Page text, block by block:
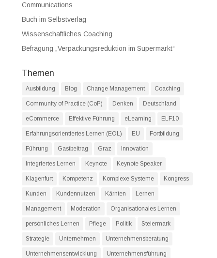
Communications
Buch im Selbstverlag
Wissenschaftliches Coaching
Befragung „Verpackungsreduktion im Supermarkt“
Themen
Ausbildung Blog Change Management Coaching
Community of Practice (CoP) Denken Deutschland
eCommerce Effektive Führung eLearning ELF10
Erfahrungsorientiertes Lernen (EOL) EU Fortbildung
Führung Gastbeitrag Graz Innovation
Integriertes Lernen Keynote Keynote Speaker
Klagenfurt Kompetenz Komplexe Systeme Kongress
Kunden Kundennutzen Kärnten Lernen
Management Moderation Organisationales Lernen
persönliches Lernen Pflege Politik Steiermark
Strategie Unternehmen Unternehmensberatung
Unternehmensentwicklung Unternehmensführung